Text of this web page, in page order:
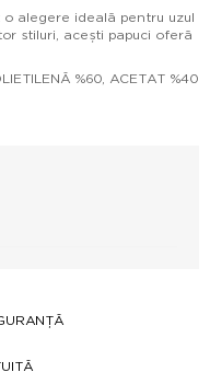
o alegere ideală pentru uzul
stiluri, acești papuci oferă
%60, ACETAT %40